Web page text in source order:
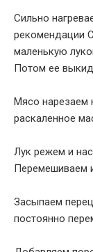
Сильно
рекомендации
маленькую
Потом ее
Мясо нарезаем
раскаленное
Лук режем и
Перемешиваем
Засыпаем
постоянно